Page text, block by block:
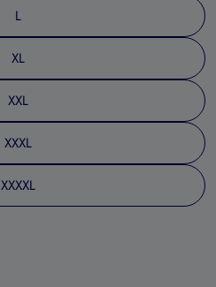
L
XL
XXL
XXXL
XXXXL